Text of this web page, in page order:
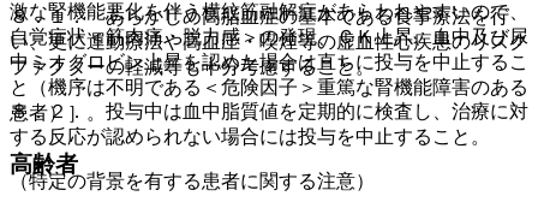
激な腎機能悪化を伴う横紋筋融解症があらわれやすいので、
自覚症状＜筋肉痛・脱力感＞の発現、ＣＫ上昇、血中及び尿
中ミオグロビン上昇を認めた場合は直ちに投与を中止するこ
と（機序は不明である＜危険因子＞重篤な腎機能障害のある
患者）］。
高齢者
８．１． あらかじめ高脂血症の基本である食事療法を行
い、更に運動療法や高血圧・喫煙等の虚血性心疾患のリスク
ファクターの軽減等も十分考慮すること。
８．２． 投与中は血中脂質値を定期的に検査し、治療に対
する反応が認められない場合には投与を中止すること。
（特定の背景を有する患者に関する注意）